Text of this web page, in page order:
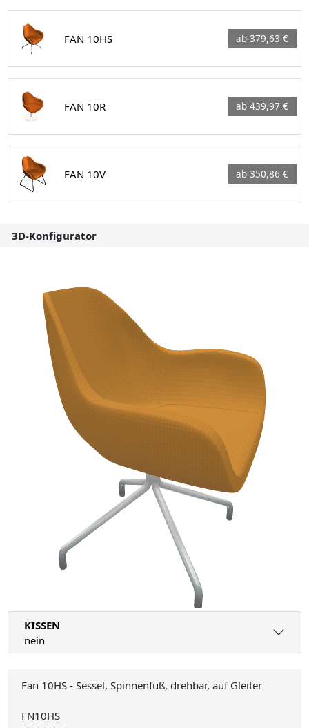
FAN 10HS ab 379,63 €
FAN 10R ab 439,97 €
FAN 10V ab 350,86 €
3D-Konfigurator
KISSEN
nein
Fan 10HS - Sessel, Spinnenfuß, drehbar, auf Gleiter
FN10HS